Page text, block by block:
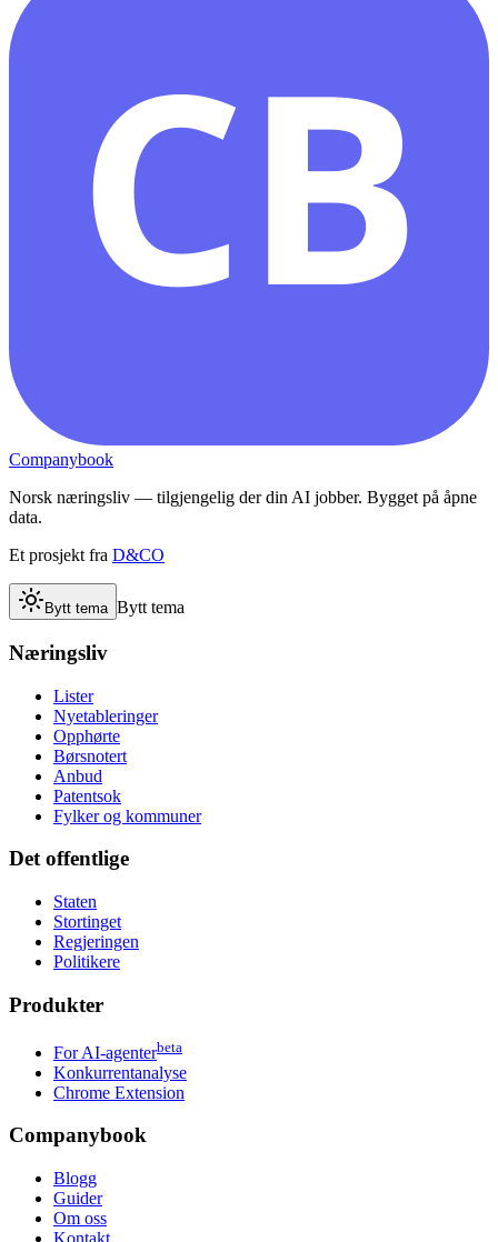
CB
Companybook
Norsk næringsliv — tilgjengelig der din AI jobber. Bygget på åpne
data.
Et prosjekt fra D&CO
Bytt tema Bytt tema
Næringsliv
Lister
Nyetableringer
Opphørte
Børsnotert
Anbud
Patentsok
Fylker og kommuner
Det offentlige
Staten
Stortinget
Regjeringen
Politikere
Produkter
For AI-agenterbeta
Konkurrentanalyse
Chrome Extension
Companybook
Blogg
Guider
Om oss